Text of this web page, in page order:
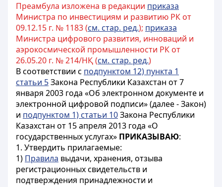
Преамбула изложена в редакции приказа
Министра по инвестициям и развитию РК от
09.12.15 г. № 1183 (см. стар. ред.); приказа
Министра цифрового развития, инноваций и
аэрокосмической промышленности РК от
26.05.20 г. № 214/НҚ (см. стар. ред.)
В соответствии с подпунктом 12) пункта 1
статьи 5Закона Республики Казахстан от 7
января 2003 года «Об электронном документе и
электронной цифровой подписи» (далее - Закон)
и подпунктом 1) статьи 10Закона Республики
Казахстан от 15 апреля 2013 года «О
государственных услугах» ПРИКАЗЫВАЮ:
1. Утвердить прилагаемые:
1) Правила выдачи, хранения, отзыва
регистрационных свидетельств и
подтверждения принадлежности и